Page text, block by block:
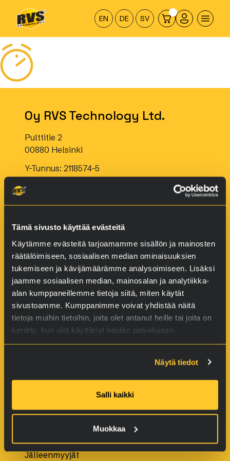
Tämä sivusto käyttää evästeitä
Käytämme evästeitä tarjoamamme sisällön ja mainosten
räätälöimiseen, sosiaalisen median ominaisuuksien
tukemiseen ja kävijämäärämme analysoimiseen. Lisäksi
jaamme sosiaalisen median, mainosalan ja analytiikka-
alan kumppaneillemme tietoja siitä, miten käytät
sivustoamme. Kumppanimme voivat yhdistää näitä
tietoja muihin tietoihin, joita olet antanut heille tai joita on
kerätty, kun olet käyttänyt heidän palvelujaan.
Näytä tiedot
Salli kaikki
Muokkaa
Hyppää
sisältöön
EN DE SV
Oy RVS Technology Ltd.
Pulttitie 2
00880 Helsinki
Y-Tunnus: 2118574-5
Tuotteet
Autoille
Jälleenmyyjät
Jälleenmyyjät